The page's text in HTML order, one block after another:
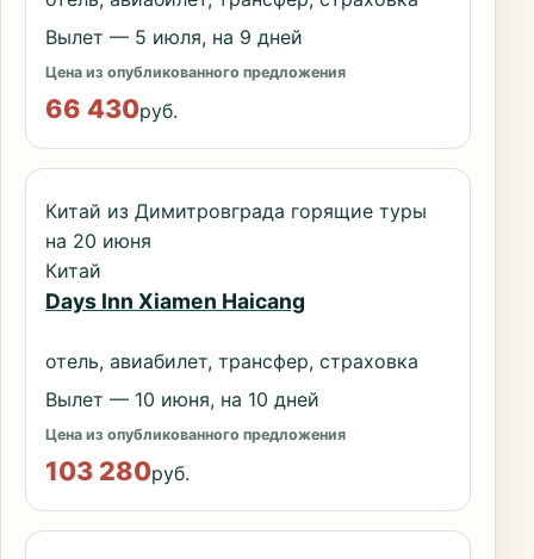
Вылет — 5 июля, на 9 дней
Цена из опубликованного предложения
66 430руб.
Китай из Димитровграда горящие туры
на 20 июня
Китай
Days Inn Xiamen Haicang
отель, авиабилет, трансфер, страховка
Вылет — 10 июня, на 10 дней
Цена из опубликованного предложения
103 280руб.